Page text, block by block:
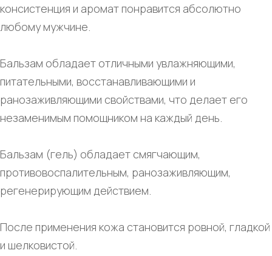
консистенция и аромат понравится абсолютно
любому мужчине.
Бальзам обладает отличными увлажняющими,
питательными, восстанавливающими и
ранозаживляющими свойствами, что делает его
незаменимым помощником на каждый день.
Бальзам (гель) обладает смягчающим,
противовоспалительным, ранозаживляющим,
регенерирующим действием.
После применения кожа становится ровной, гладкой
и шелковистой.